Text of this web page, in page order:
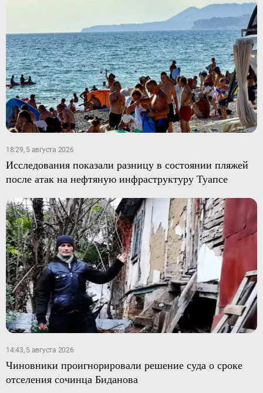
18:29, 5 августа 2026
Исследования показали разницу в состоянии пляжей
после атак на нефтяную инфраструктуру Туапсе
14:43, 5 августа 2026
Чиновники проигнорировали решение суда о сроке
отселения сочинца Биданова